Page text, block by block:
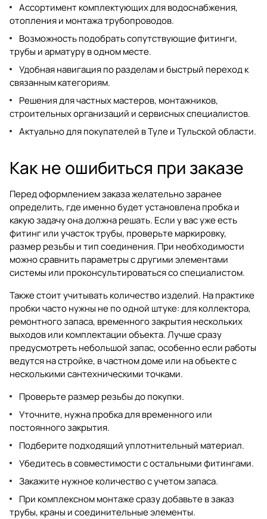
Ассортимент комплектующих для водоснабжения,
отопления и монтажа трубопроводов.
Возможность подобрать сопутствующие фитинги,
трубы и арматуру в одном месте.
Удобная навигация по разделам и быстрый переход к
связанным категориям.
Решения для частных мастеров, монтажников,
строительных организаций и сервисных специалистов.
Актуально для покупателей в Туле и Тульской области.
Как не ошибиться при заказе
Перед оформлением заказа желательно заранее
определить, где именно будет установлена пробка и
какую задачу она должна решать. Если у вас уже есть
фитинг или участок трубы, проверьте маркировку,
размер резьбы и тип соединения. При необходимости
можно сравнить параметры с другими элементами
системы или проконсультироваться со специалистом.
Также стоит учитывать количество изделий. На практике
пробки часто нужны не по одной штуке: для коллектора,
ремонтного запаса, временного закрытия нескольких
выходов или комплектации объекта. Лучше сразу
предусмотреть небольшой запас, особенно если работы
ведутся на стройке, в частном доме или на объекте с
несколькими сантехническими точками.
Проверьте размер резьбы до покупки.
Уточните, нужна пробка для временного или
постоянного закрытия.
Подберите подходящий уплотнительный материал.
Убедитесь в совместимости с остальными фитингами.
Закажите нужное количество с учетом запаса.
При комплексном монтаже сразу добавьте в заказ
трубы, краны и соединительные элементы.